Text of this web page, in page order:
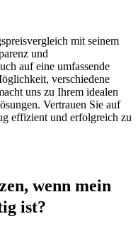
mit seinem
und
auf eine umfassende
verschiedene
uns zu Ihrem idealen
Vertrauen Sie auf
effizient und erfolgreich zu
wenn mein
ist?